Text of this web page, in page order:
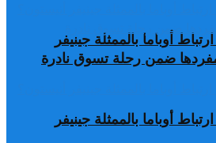
أوباما بالممثلة جينيفر
ضمن رحلة تسوق نادرة
أوباما بالممثلة جينيفر